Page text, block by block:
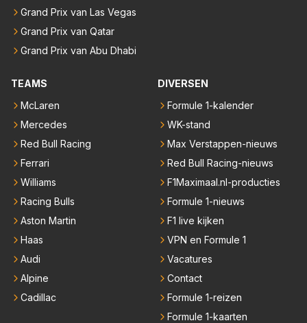
Grand Prix van Las Vegas
Grand Prix van Qatar
Grand Prix van Abu Dhabi
TEAMS
McLaren
Mercedes
Red Bull Racing
Ferrari
Williams
Racing Bulls
Aston Martin
Haas
Audi
Alpine
Cadillac
DIVERSEN
Formule 1-kalender
WK-stand
Max Verstappen-nieuws
Red Bull Racing-nieuws
F1Maximaal.nl-producties
Formule 1-nieuws
F1 live kijken
VPN en Formule 1
Vacatures
Contact
Formule 1-reizen
Formule 1-kaarten